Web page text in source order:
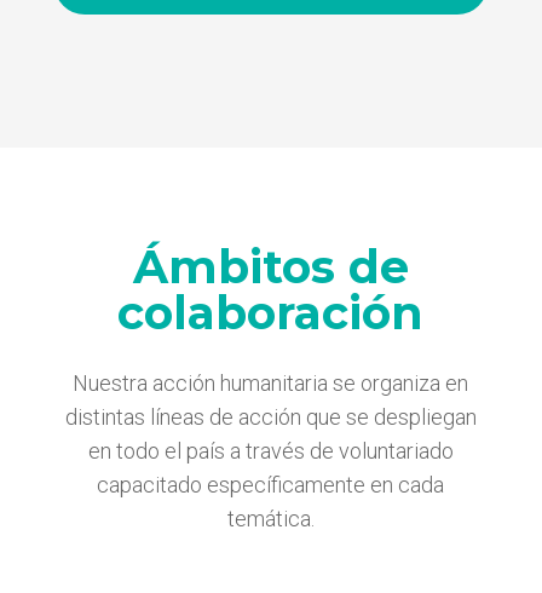
Ámbitos de
colaboración
Nuestra acción humanitaria se organiza en
distintas líneas de acción que se despliegan
en todo el país a través de voluntariado
capacitado específicamente en cada
temática.